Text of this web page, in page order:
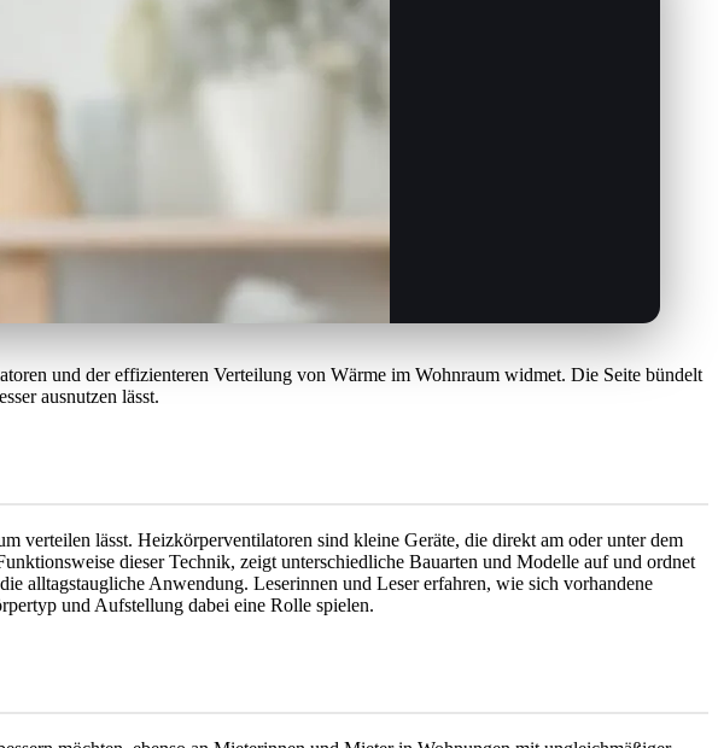
und der effizienteren Verteilung von Wärme im Wohnraum widmet. Die Seite bündelt
ausnutzen lässt.
verteilen lässt. Heizkörperventilatoren sind kleine Geräte, die direkt am oder unter dem
dieser Technik, zeigt unterschiedliche Bauarten und Modelle auf und ordnet
alltagstaugliche Anwendung. Leserinnen und Leser erfahren, wie sich vorhandene
und Aufstellung dabei eine Rolle spielen.